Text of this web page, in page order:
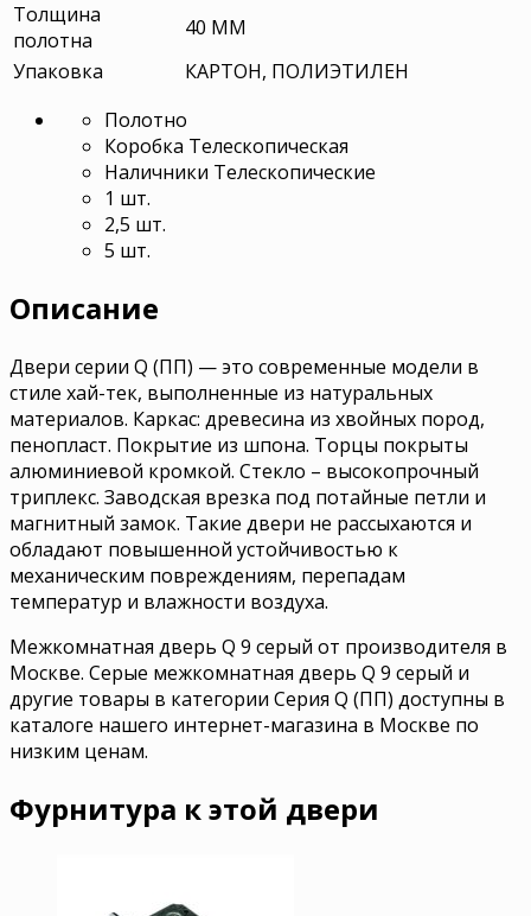
Толщина
полотна
40 ММ
Упаковка
КАРТОН, ПОЛИЭТИЛЕН
Полотно
Коробка Телескопическая
Наличники Телескопические
1 шт.
2,5 шт.
5 шт.
Описание
Двери серии Q (ПП) — это современные модели в
стиле хай-тек, выполненные из натуральных
материалов. Каркас: древесина из хвойных пород,
пенопласт. Покрытие из шпона. Торцы покрыты
алюминиевой кромкой. Стекло – высокопрочный
триплекс. Заводская врезка под потайные петли и
магнитный замок. Такие двери не рассыхаются и
обладают повышенной устойчивостью к
механическим повреждениям, перепадам
температур и влажности воздуха.
Межкомнатная дверь Q 9 серый от производителя в
Москве. Серые межкомнатная дверь Q 9 серый и
другие товары в категории Серия Q (ПП) доступны в
каталоге нашего интернет-магазина в Москве по
низким ценам.
Фурнитура к этой двери